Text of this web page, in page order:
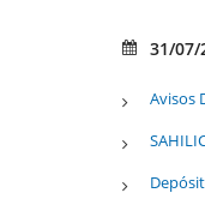
31/07/
Avisos